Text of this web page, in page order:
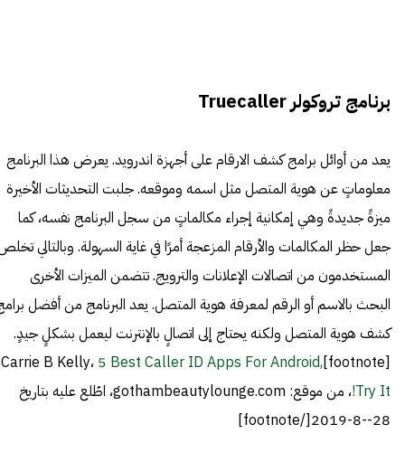
برنامج تروكولرTruecaller
يعد من أوائل برامج كشف الارقام على أجهزة اندرويد. يعرض هذا البرنامج
معلوماتٍ عن هوية المتصل مثل اسمه وموقعه. جلبت التحديثات الأخيرة
ميزةً جديدةً وهي إمكانية إجراء مكالماتٍ من سجل البرنامج نفسه، كما
جعل حظر المكالمات والأرقام المزعجة أمرًا في غاية السهولة. وبالتالي
المستخدمون من اتصالات الإعلانات والترويج. تتضمن الميزات الأخرى
البحث بالاسم أو الرقم لمعرفة هوية المتصل. يعد البرنامج من أفضل
كشف هوية المتصل ولكنه يحتاج إلى اتصالٍ بالإنترنت ليعمل بشكلٍ جيدٍ.
[footnote]Carrie B Kelly،
5 Best Caller ID Apps For Android,
Try It!
، من موقع: gothambeautylounge.com، اطّلع عليه بتاريخ
28--8-2019[/footnote]